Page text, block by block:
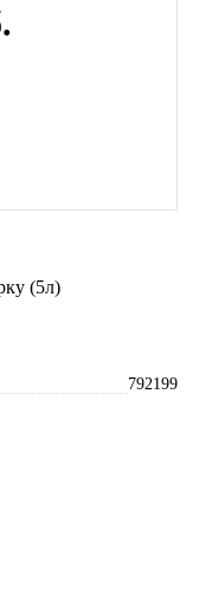
(5л)
792199